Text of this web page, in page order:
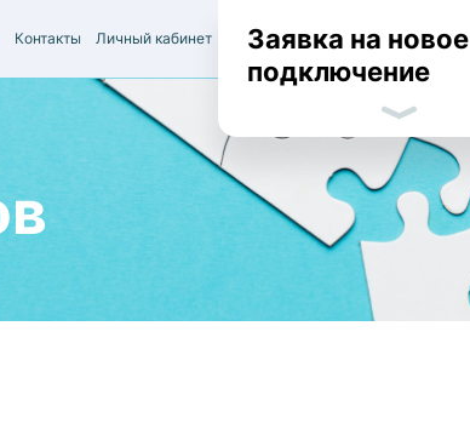
Контакты Личный кабинет
Заявка на новое
подключение